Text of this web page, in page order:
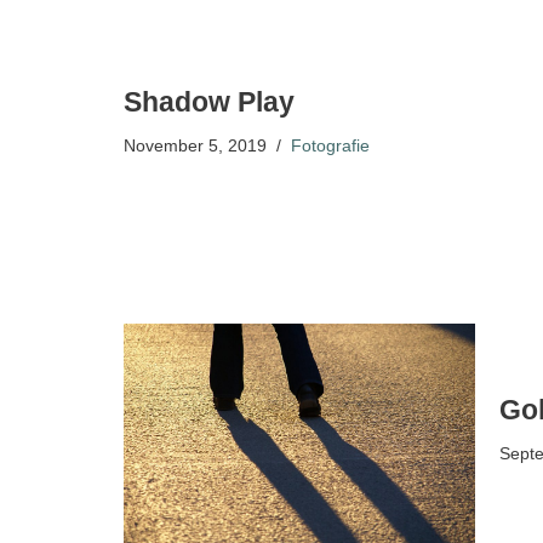
Shadow Play
November 5, 2019 Fotografie